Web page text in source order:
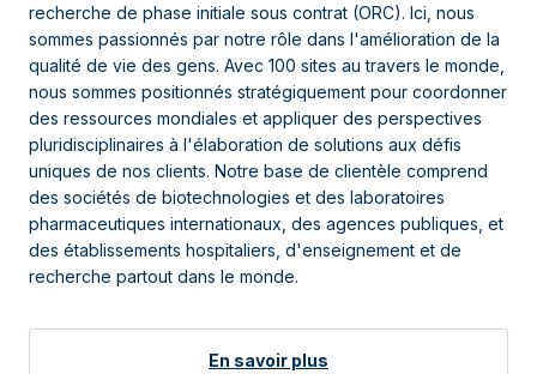
recherche de phase initiale sous contrat (ORC). Ici, nous
sommes passionnés par notre rôle dans l'amélioration de la
qualité de vie des gens. Avec 100 sites au travers le monde,
nous sommes positionnés stratégiquement pour coordonner
des ressources mondiales et appliquer des perspectives
pluridisciplinaires à l'élaboration de solutions aux défis
uniques de nos clients. Notre base de clientèle comprend
des sociétés de biotechnologies et des laboratoires
pharmaceutiques internationaux, des agences publiques, et
des établissements hospitaliers, d'enseignement et de
recherche partout dans le monde.
En savoir plus